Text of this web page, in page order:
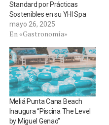
Standard por Prácticas
Sostenibles en su YHI Spa
mayo 26, 2025
En «Gastronomía»
Meliá Punta Cana Beach
Inaugura “Piscina The Level
by Miguel Genao”